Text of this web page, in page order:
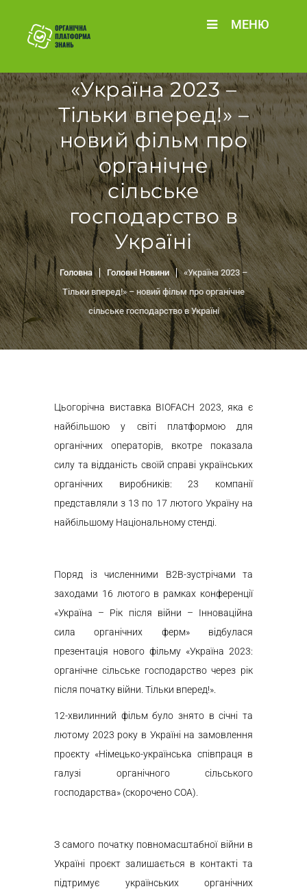
МЕНЮ
«Україна 2023 –
Тільки вперед!» –
новий фільм про
органічне
сільське
господарство в
Україні
Головна Головні Новини
«Україна 2023 –
Тільки вперед!» – новий фільм про органічне
сільське господарство в Україні
Цьогорічна виставка BIOFACH 2023, яка є
найбільшою у світі платформою для
органічних операторів, вкотре показала
силу та відданість своїй справі українських
органічних виробників: 23 компанії
представляли з 13 по 17 лютого Україну на
найбільшому Національному стенді.
Поряд із численними В2В-зустрічами та
заходами 16 лютого в рамках конференції
«Україна – Рік після війни – Інноваційна
сила органічних ферм» відбулася
презентація нового фільму «Україна 2023:
органічне сільське господарство через рік
після початку війни. Тільки вперед!».
12-хвилинний фільм було знято в січні та
лютому 2023 року в Україні на замовлення
проєкту «Німецько-українська співпраця в
галузі органічного сільського
господарства» (скорочено СОА).
З самого початку повномасштабної війни в
Україні проєкт залишається в контакті та
підтримує українських органічних